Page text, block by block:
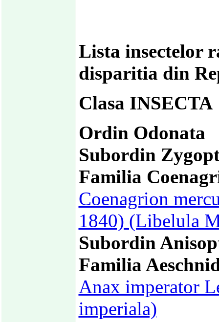
Lista insectelor
disparitia din
Clasa INSECTA
Ordin Odonata
Subordin
Familia
Coenagrion
1840) (Libelula
Subordin
Familia
Anax imperator
imperiala)